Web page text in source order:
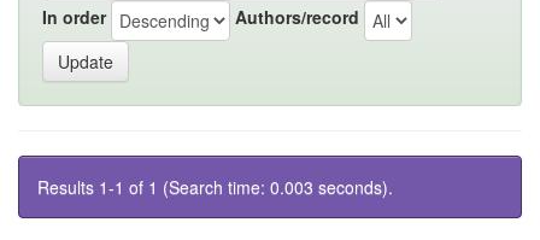
In order Authors/record
Results 1-1 of 1 (Search time: 0.003 seconds).